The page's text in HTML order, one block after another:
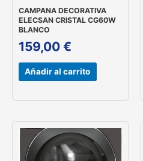
CAMPANA DECORATIVA
ELECSAN CRISTAL CG60W
BLANCO
159,00 €
Añadir al carrito